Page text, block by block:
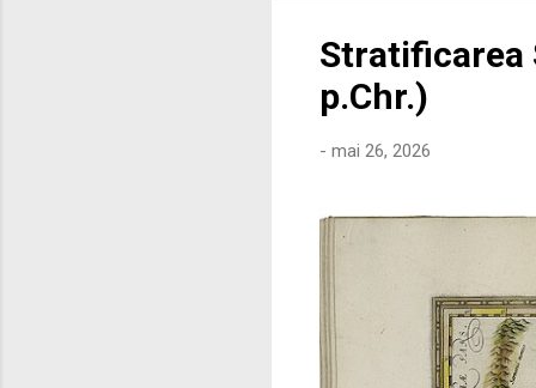
Stratificarea
p.Chr.)
- mai 26, 2026